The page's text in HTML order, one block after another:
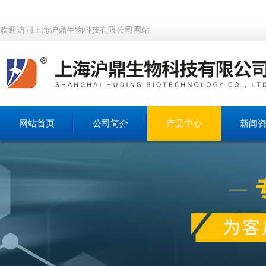
欢迎访问上海沪鼎生物科技有限公司网站
网站首页 公司简介 产品中心 新闻